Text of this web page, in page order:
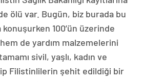
ölü var. Bugün, biz burada bu
100’ün üzerinde
de yardım malzemelerini
sivil, yaşlı, kadın ve
Filistinlilerin şehit edildiği bir